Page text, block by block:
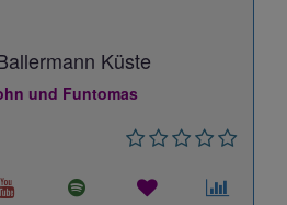
Küste
und Funtomas